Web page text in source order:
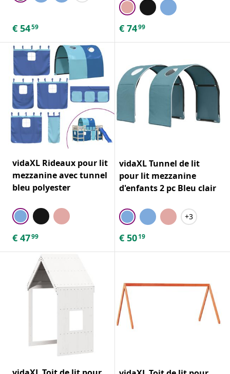
€ 5459 € 7499
vidaXL Rideaux pour lit
mezzanine avec tunnel
bleu polyester
€ 4799
vidaXL Tunnel de lit
pour lit mezzanine
d'enfants 2 pc Bleu clair
+3
€ 5019